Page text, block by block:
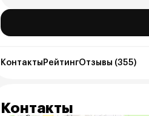
Контакты РейтингОтзывы (355)
Контакты